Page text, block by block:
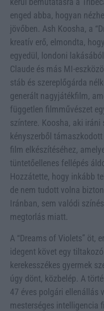
enged abba, hogyan
jövőben. Ash Koosha, a
kreatív erő, elmondta,
egyedül, londoni
Claude és más MI-
stáb és szereplőgárda
generált nagyjátékfilm,
független filmművészet
színtere. Koosha, aki
kényszerből
film elkészítéséhez,
tüntetőellenes fellépés
Hozzátette, hogy inkább
de nem tudott volna
Iránban, sem valódi
megtorlás miatt.
A “Dreams of Violets” öt,
idegent követ egy
kerekesszékes gyermek
úgy dönt, közbelép. A
47 éves polgári ellenállás
mesterséges intelligencia